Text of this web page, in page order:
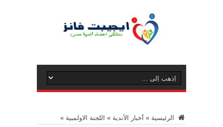
الرئيسية » أخبار الأندية » اللجنة الاولمبية »